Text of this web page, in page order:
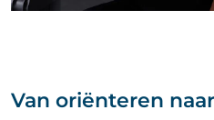
Van oriënteren